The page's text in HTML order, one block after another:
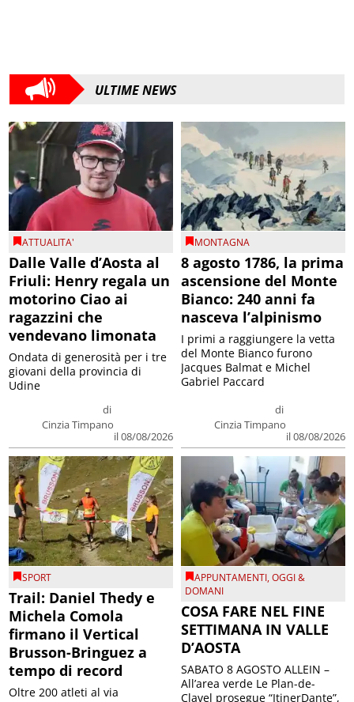
ULTIME NEWS
ATTUALITA'
Dalle Valle d’Aosta al
Friuli: Henry regala un
motorino Ciao ai
ragazzini che
vendevano limonata
di
Cinzia Timpano
il 08/08/2026
Ondata di generosità per i tre
giovani della provincia di
Udine
MONTAGNA
8 agosto 1786, la prima
ascensione del Monte
Bianco: 240 anni fa
nasceva l’alpinismo
di
Cinzia Timpano
il 08/08/2026
I primi a raggiungere la vetta
del Monte Bianco furono
Jacques Balmat e Michel
Gabriel Paccard
SPORT
Trail: Daniel Thedy e
Michela Comola
firmano il Vertical
Brusson-Bringuez a
tempo di record
Oltre 200 atleti al via
APPUNTAMENTI,OGGI &
DOMANI
COSA FARE NEL FINE
SETTIMANA IN VALLE
D’AOSTA
SABATO 8 AGOSTO ALLEIN –
All’area verde Le Plan-de-
Clavel prosegue “ItinerDante”,